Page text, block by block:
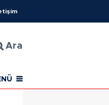
Ara
SAĞLIK